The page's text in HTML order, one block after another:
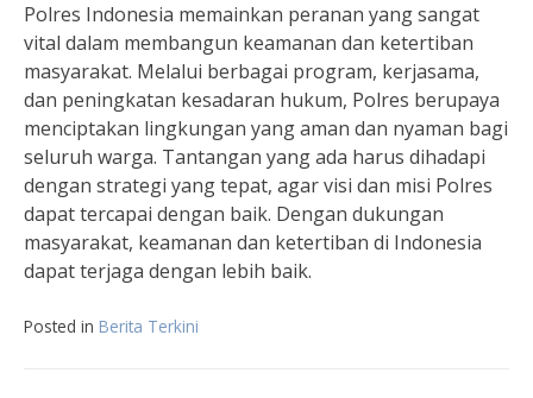
Polres Indonesia memainkan peranan yang sangat
vital dalam membangun keamanan dan ketertiban
masyarakat. Melalui berbagai program, kerjasama,
dan peningkatan kesadaran hukum, Polres berupaya
menciptakan lingkungan yang aman dan nyaman bagi
seluruh warga. Tantangan yang ada harus dihadapi
dengan strategi yang tepat, agar visi dan misi Polres
dapat tercapai dengan baik. Dengan dukungan
masyarakat, keamanan dan ketertiban di Indonesia
dapat terjaga dengan lebih baik.
Posted in Berita Terkini